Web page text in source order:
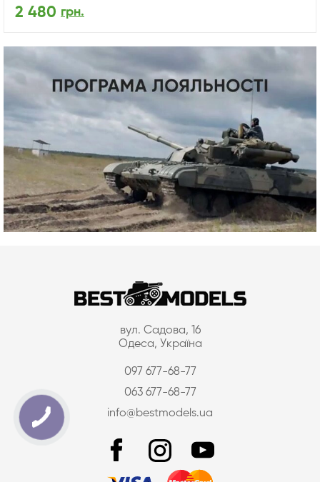
2 480 грн.
вул. Садова, 16
Одеса, Україна
097 677-68-77
063 677-68-77
info@bestmodels.ua